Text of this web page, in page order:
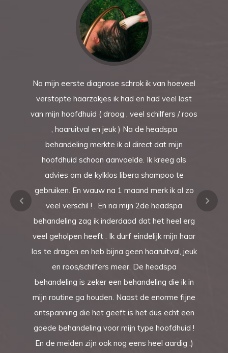
Na mijn eerste diagnose schrok ik van hoeveel
verstopte haarzakjes ik had en had veel last
van mijn hoofdhuid ( droog , veel schilfers / roos
, haaruitval en jeuk ) Na de headspa
behandeling merkte ik al direct dat mijn
hoofdhuid schoon aanvoelde. Ik kreeg als
advies om de kylklos libera shampoo te
gebruiken. En wauw na 1 maand merk ik al zo
veel verschil ! . En na mijn 2de headspa
behandeling zag ik inderdaad dat het heel erg
veel geholpen heeft . Ik durf eindelijk mijn haar
los te dragen en heb bijna geen haaruitval, jeuk
en roos/schilfers meer. De headspa
behandeling is zeker een behandeling die ik in
mijn routine ga houden. Naast de enorme fijne
ontspanning die het geeft is het dus echt een
goede behandeling voor mijn type hoofdhuid !
En de meiden zijn ook nog eens heel aardig :)